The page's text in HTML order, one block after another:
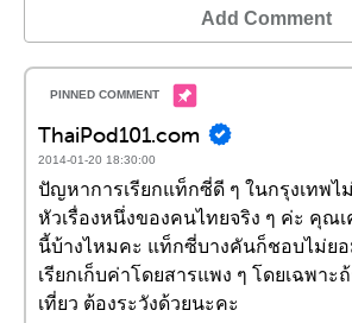
Add Comment
ThaiPod101.com
2014-01-20 18:30:00
ปัญหาการเรียกแท็กซี่ดี ๆ ในกรุงเทพไ
หัวเรื่องหนึ่งของคนไทยจริง ๆ ค่ะ คุณ
นี้บ้างไหมคะ แท็กซี่บางคันก็ชอบไม่ยอ
เรียกเก็บค่าโดยสารแพง ๆ โดยเฉพาะ
เที่ยว ต้องระวังด้วยนะคะ